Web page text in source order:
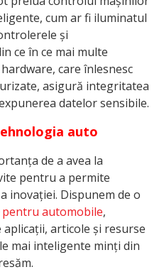
cum ar fi iluminatul
și
ce în ce mai multe
care înlesnesc
asigură integritatea
datelor sensibile.
auto
de a avea la
pentru a permite
inovației. Dispunem de o
automobile,
articole și resurse
mai inteligente minți din